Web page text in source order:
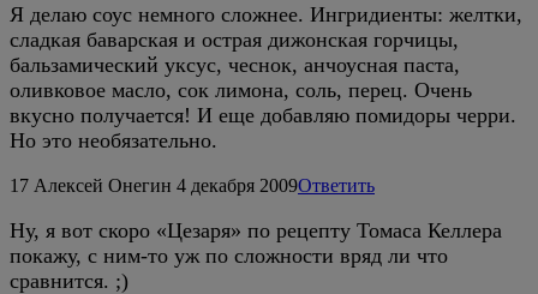
Я делаю соус немного сложнее. Ингридиенты: желтки,
сладкая баварская и острая дижонская горчицы,
бальзамический уксус, чеснок, анчоусная паста,
оливковое масло, сок лимона, соль, перец. Очень
вкусно получается! И еще добавляю помидоры черри.
Но это необязательно.
17 Алексей Онегин 4 декабря 2009Ответить
Ну, я вот скоро «Цезаря» по рецепту Томаса Келлера
покажу, с ним-то уж по сложности вряд ли что
сравнится. ;)